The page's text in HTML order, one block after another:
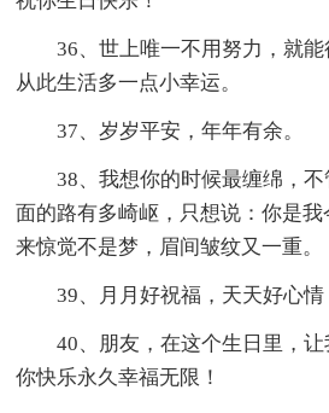
36、世上唯一不用努力，就
从此生活多一点小幸运。
37、岁岁平安，年年有余。
38、我想你的时候最缠绵，
面的路有多崎岖，只想说：你是
来惊觉不是梦，眉间皱纹又一重。
39、月月好祝福，天天好心情
40、朋友，在这个生日里，
你快乐永久幸福无限！